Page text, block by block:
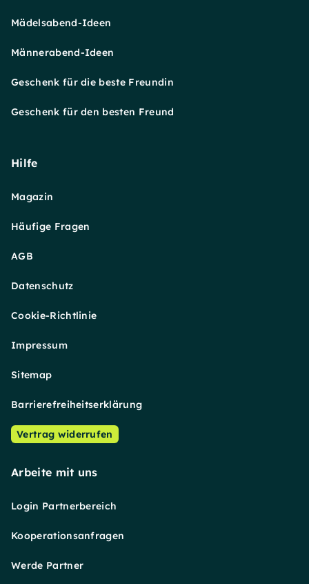
Mädelsabend-Ideen
Männerabend-Ideen
Geschenk für die beste Freundin
Geschenk für den besten Freund
Hilfe
Magazin
Häufige Fragen
AGB
Datenschutz
Cookie-Richtlinie
Impressum
Sitemap
Barrierefreiheitserklärung
Vertrag widerrufen
Arbeite mit uns
Login Partnerbereich
Kooperationsanfragen
Werde Partner